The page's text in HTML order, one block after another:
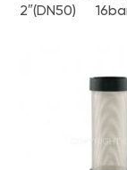
2″(DN50)